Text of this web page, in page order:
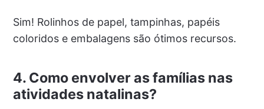
Sim! Rolinhos de papel, tampinhas, papéis
coloridos e embalagens são ótimos recursos.
4. Como envolver as famílias nas
atividades natalinas?